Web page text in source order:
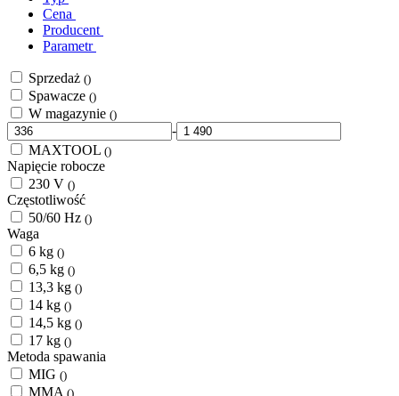
Cena
Producent
Parametr
Sprzedaż ()
Spawacze ()
W magazynie ()
-
MAXTOOL ()
Napięcie robocze
230 V ()
Częstotliwość
50/60 Hz ()
Waga
6 kg ()
6,5 kg ()
13,3 kg ()
14 kg ()
14,5 kg ()
17 kg ()
Metoda spawania
MIG ()
MMA ()